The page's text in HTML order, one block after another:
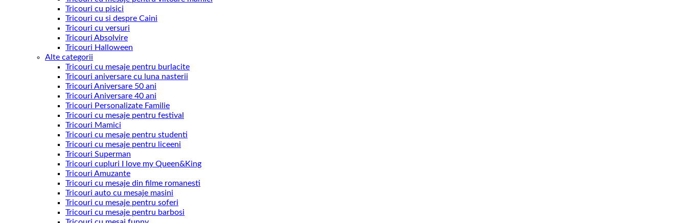
Tricouri cu pisici
Tricouri cu si despre Caini
Tricouri cu versuri
Tricouri Absolvire
Tricouri Halloween
Alte categorii
Tricouri cu mesaje pentru burlacite
Tricouri aniversare cu luna nasterii
Tricouri Aniversare 50 ani
Tricouri Aniversare 40 ani
Tricouri Personalizate Familie
Tricouri cu mesaje pentru festival
Tricouri Mamici
Tricouri cu mesaje pentru studenti
Tricouri cu mesaje pentru liceeni
Tricouri Superman
Tricouri cupluri I love my Queen&King
Tricouri Amuzante
Tricouri cu mesaje din filme romanesti
Tricouri auto cu mesaje masini
Tricouri cu mesaje pentru soferi
Tricouri cu mesaje pentru barbosi